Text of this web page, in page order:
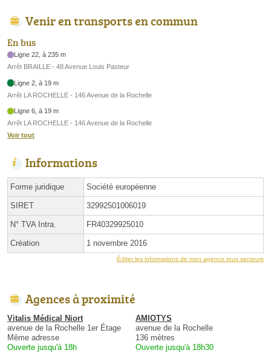
Venir en transports en commun
En bus
Ligne 22, à 235 m
Arrêt BRAILLE - 48 Avenue Louis Pasteur
Ligne 2, à 19 m
Arrêt LA ROCHELLE - 146 Avenue de la Rochelle
Ligne 6, à 19 m
Arrêt LA ROCHELLE - 146 Avenue de la Rochelle
Voir tout
Informations
Forme juridique Société européenne
SIRET 32992501006019
N° TVA Intra. FR40329925010
Création 1 novembre 2016
Éditer les informations de mon agence tous secteurs
Agences à proximité
Vitalis Médical Niort
avenue de la Rochelle 1er Étage
Même adresse
Ouverte jusqu'à 18h
AMIOTYS
avenue de la Rochelle
136 mètres
Ouverte jusqu'à 18h30